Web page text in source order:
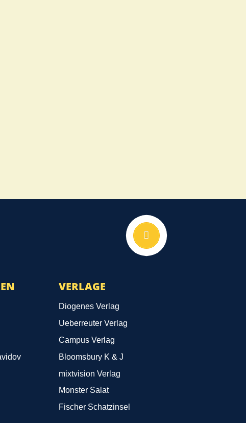
VERLAGE
Diogenes Verlag
Ueberreuter Verlag
Campus Verlag
Bloomsbury K & J
mixtvision Verlag
Monster Salat
Fischer Schatzinsel